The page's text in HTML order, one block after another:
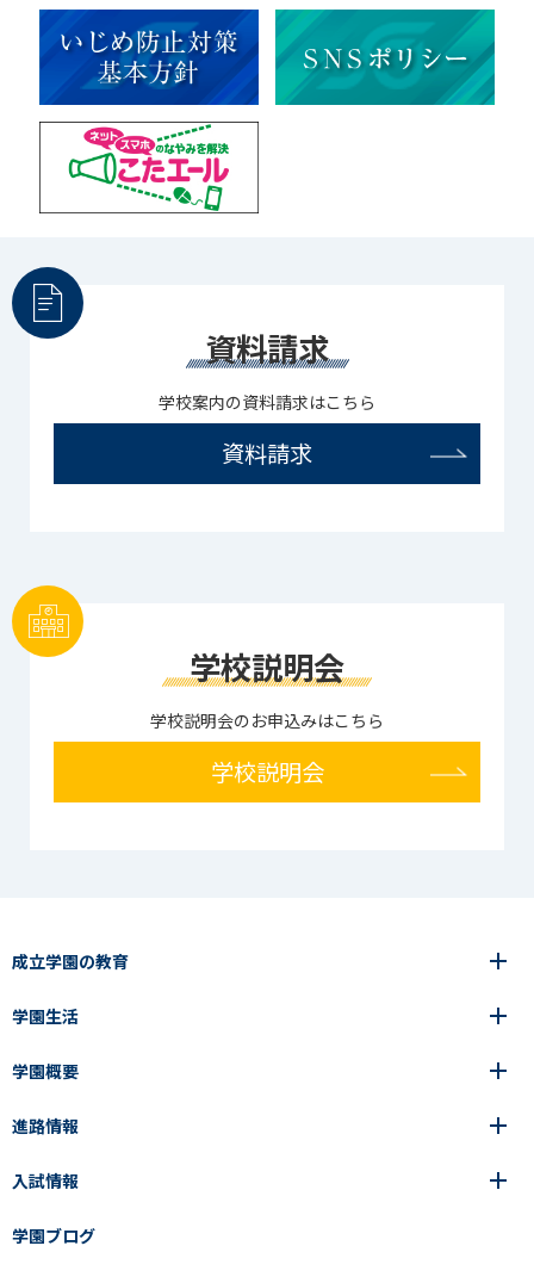
宇宙探究
赤門倶楽部
資料請求
学校案内の資料請求はこちら
資料請求
学校説明会
学校説明会のお申込みはこちら
学校説明会
成立学園の教育
6年間の一貫教育
中学校
高等学校
成立メソッド
教科指導の特徴
卒業生の声
中学校
成立メソッド
卒業生の声
成立学園ならではの教育
見える学力×見えない学力
学園生活
年間行事
施設紹介
制服
学園ブログ
学園概要
学園の歩み
アクセス
進路情報
進路・進学
入試情報
中学入試Q&A
学園ブログ